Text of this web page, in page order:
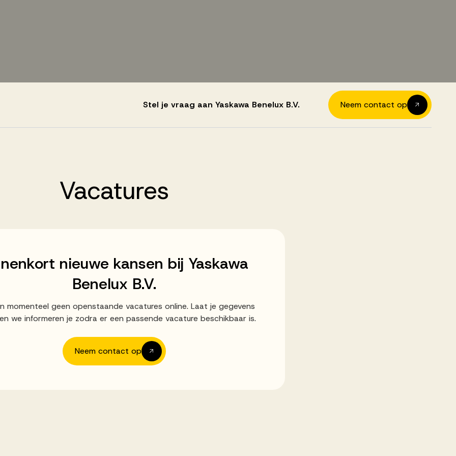
Stel je vraag aan Yaskawa Benelux B.V. Neem contact op
Vacatures
nieuwe kansen bij Yaskawa
Benelux B.V.
momenteel geen openstaande vacatures online. Laat je gegevens
we informeren je zodra er een passende vacature beschikbaar is.
Neem contact op